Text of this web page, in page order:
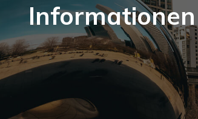
Informationen